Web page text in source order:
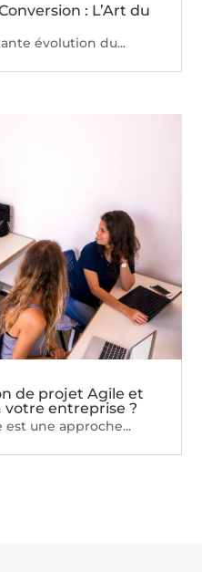
: L’Art du
évolution du...
de projet Agile et
votre entreprise ?
une approche...